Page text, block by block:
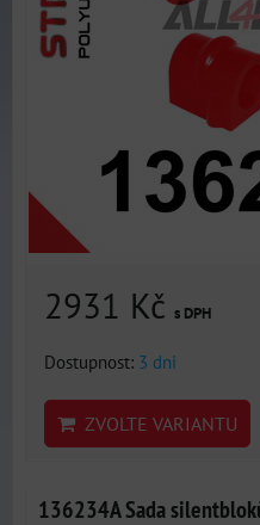
2931 Kč s DPH
Dostupnost: 3 dni
ZVOLTE VARIANTU
136234A Sada